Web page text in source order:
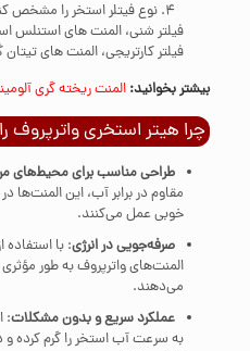
نوع فیتلر استخر را مشخص
فیلتر شنی، المنت‌ های استنلس
فیلتر کارتریجی، المنت ‌های
بیشتر بخوانید: المنت ریخته گری
چرا هیتر استخری واترپروف
طراحی مناسب برای محیط‌های
مقاوم در برابر آب، این المنت‌ها
خوبی عمل می‌کنند.
صرفه‌جویی در انرژی: با استفاده
المنت‌های واترپروف به طور
می‌دهند.
عملکرد سریع و بدون مشکلات:
به سرعت آب استخر را گرم کرده